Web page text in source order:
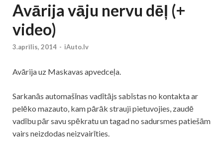
Avārija vāju nervu dēļ (+
video)
3.aprīlis, 2014 - iAuto.lv
Avārija uz Maskavas apvedceļa.
Sarkanās automašīnas vadītājs sabīstas no kontakta ar
pelēko mazauto, kam pārāk strauji pietuvojies, zaudē
vadību pār savu spēkratu un tagad no sadursmes patiešām
vairs neizdodas neizvairīties.